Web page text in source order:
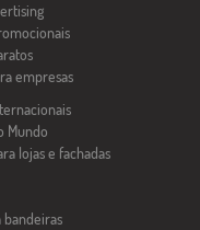
empresas
Mundo
lojas e fachadas
bandeiras